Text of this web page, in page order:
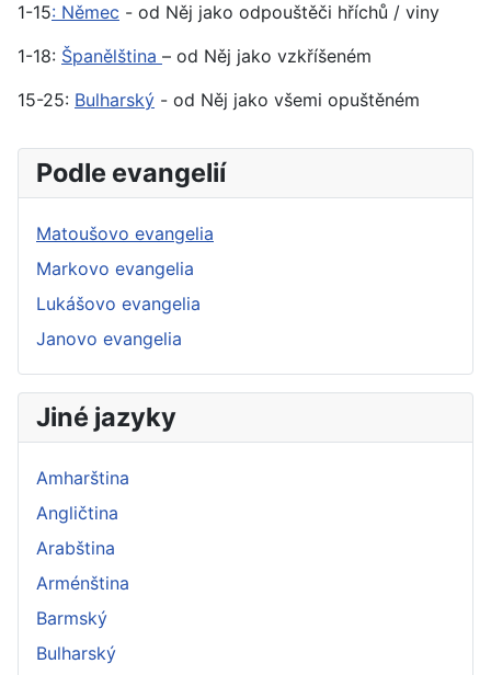
1-15: Němec - od Něj jako odpouštěči hříchů / viny
1-18: Španělština – od Něj jako vzkříšeném
15-25: Bulharský - od Něj jako všemi opuštěném
Podle evangelií
Matoušovo evangelia
Markovo evangelia
Lukášovo evangelia
Janovo evangelia
Jiné jazyky
Amharština
Angličtina
Arabština
Arménština
Barmský
Bulharský